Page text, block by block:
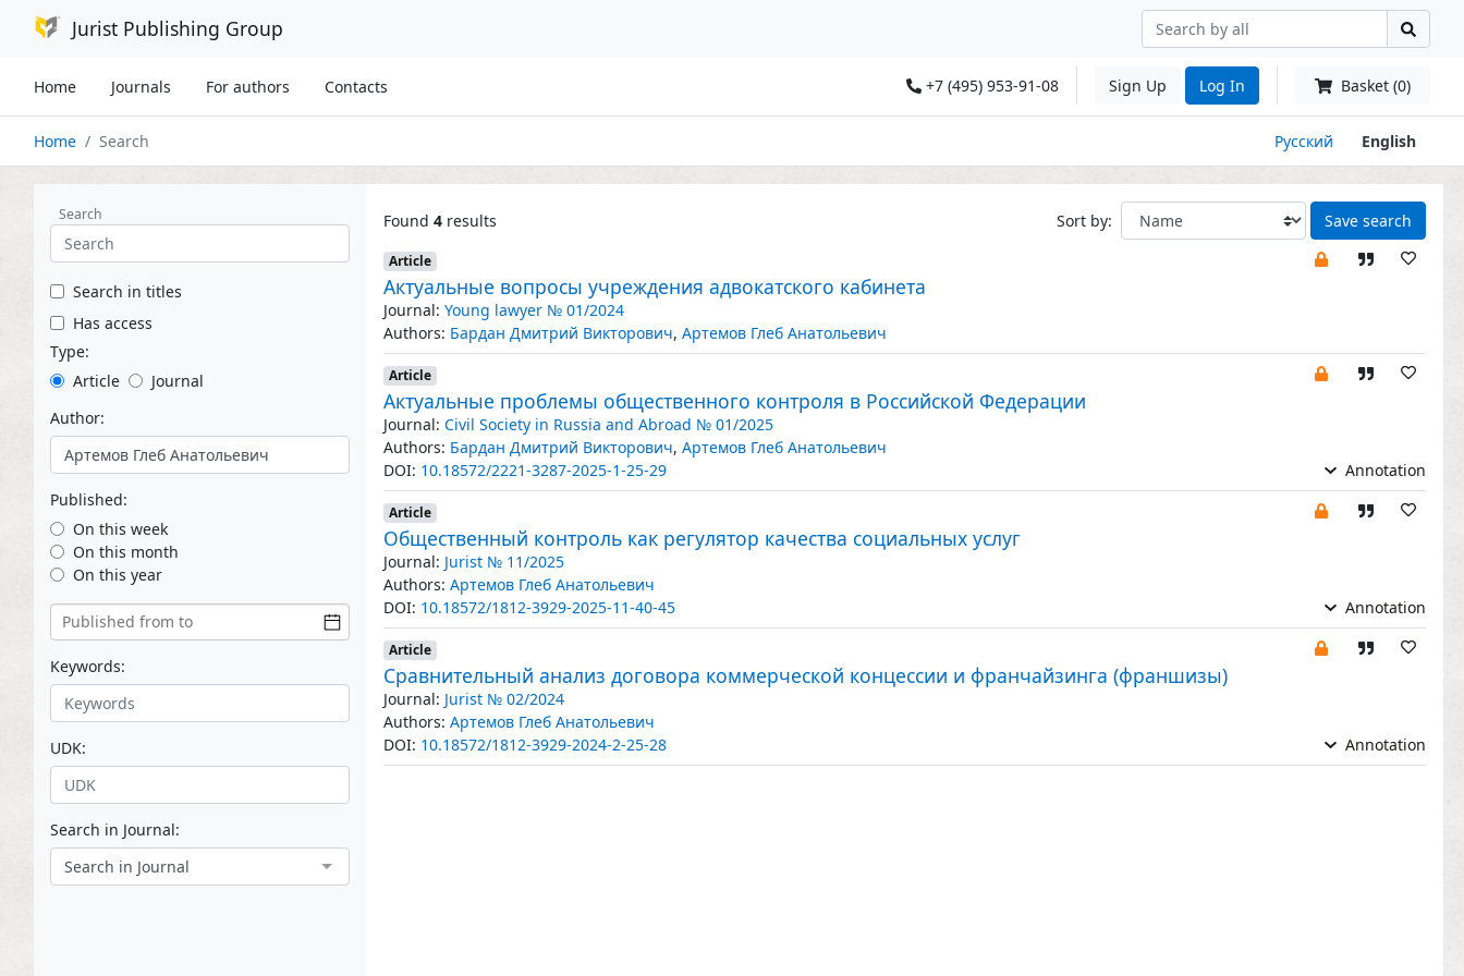
Jurist Publishing Group
Home Journals For authors Contacts +7 (495) 953-91-08 Sign Up Log In Basket (0)
Home Search Русский English
Search
Search in titles
Has access
Type:
Article
Journal
Author:
Published:
On this week
On this month
On this year
Keywords:
UDK:
Search in Journal:
Search in Journal
Found 4 results Sort by: Save search
Article
Актуальные вопросы учреждения адвокатского кабинета
Journal: Young lawyer № 01/2024
Authors: Бардан Дмитрий Викторович, Артемов Глеб Анатольевич
Article
Актуальные проблемы общественного контроля в Российской Федерации
Journal: Civil Society in Russia and Abroad № 01/2025
Authors: Бардан Дмитрий Викторович, Артемов Глеб Анатольевич
DOI: 10.18572/2221-3287-2025-1-25-29 Annotation
Article
Общественный контроль как регулятор качества социальных услуг
Journal: Jurist № 11/2025
Authors: Артемов Глеб Анатольевич
DOI: 10.18572/1812-3929-2025-11-40-45 Annotation
Article
Сравнительный анализ договора коммерческой концессии и франчайзинга (франшизы)
Journal: Jurist № 02/2024
Authors: Артемов Глеб Анатольевич
DOI: 10.18572/1812-3929-2024-2-25-28 Annotation